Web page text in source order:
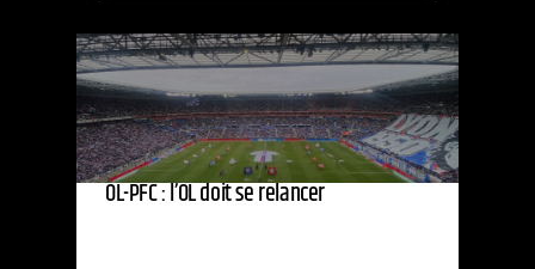
OL-PFC : l’OL doit se relancer